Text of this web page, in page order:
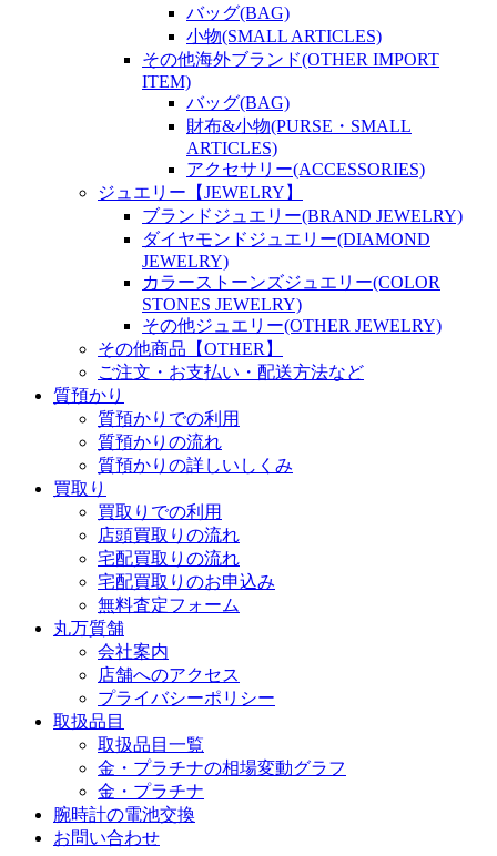
バッグ(BAG)
小物(SMALL ARTICLES)
その他海外ブランド(OTHER IMPORT
ITEM)
バッグ(BAG)
財布&小物(PURSE・SMALL
ARTICLES)
アクセサリー(ACCESSORIES)
ジュエリー【JEWELRY】
ブランドジュエリー(BRAND JEWELRY)
ダイヤモンドジュエリー(DIAMOND
JEWELRY)
カラーストーンズジュエリー(COLOR
STONES JEWELRY)
その他ジュエリー(OTHER JEWELRY)
その他商品【OTHER】
ご注文・お支払い・配送方法など
質預かり
質預かりでの利用
質預かりの流れ
質預かりの詳しいしくみ
買取り
買取りでの利用
店頭買取りの流れ
宅配買取りの流れ
宅配買取りのお申込み
無料査定フォーム
丸万質舗
会社案内
店舗へのアクセス
プライバシーポリシー
取扱品目
取扱品目一覧
金・プラチナの相場変動グラフ
金・プラチナ
腕時計の電池交換
お問い合わせ